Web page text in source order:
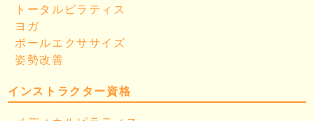
トータルピラティス
ヨガ
ボールエクササイズ
姿勢改善
インストラクター資格